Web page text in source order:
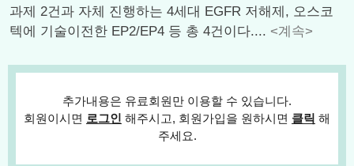
과제 2건과 자체 진행하는 4세대 EGFR 저해제, 오스코
텍에 기술이전한 EP2/EP4 등 총 4건이다.... <계속>
추가내용은 유료회원만 이용할 수 있습니다.
회원이시면 로그인 해주시고, 회원가입을 원하시면 클릭 해
주세요.